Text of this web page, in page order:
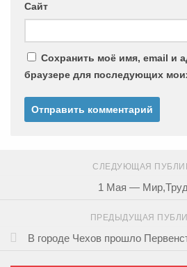
Сайт
Сохранить моё имя, email и
браузере для последующих
СЛЕДУЮЩАЯ
1 Мая —
ПРЕДЫДУЩАЯ
В городе Чехов прошло